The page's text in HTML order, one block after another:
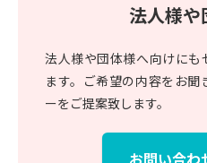
法人様や
法人様や団体様へ向けにも
ます。ご希望の内容をお
ーをご提案致します。
お問い合わ